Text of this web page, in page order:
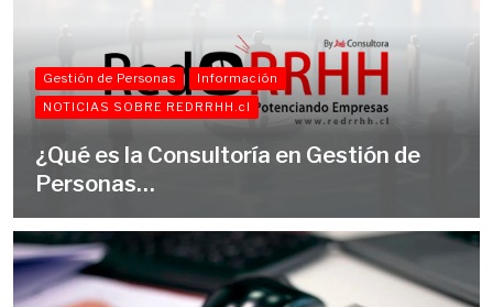
Gestión de Personas
Información
NOTICIAS SOBRE REDRRHH.cl
¿Qué es la Consultoría en Gestión de
Personas…